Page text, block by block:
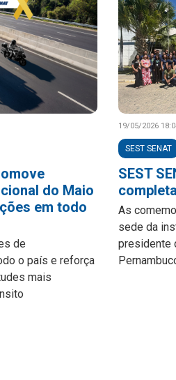
do Maio
em todo
de
o país e reforça
mais
19/05/2026
SEST SENAT
SEST
As
sede da
presidente